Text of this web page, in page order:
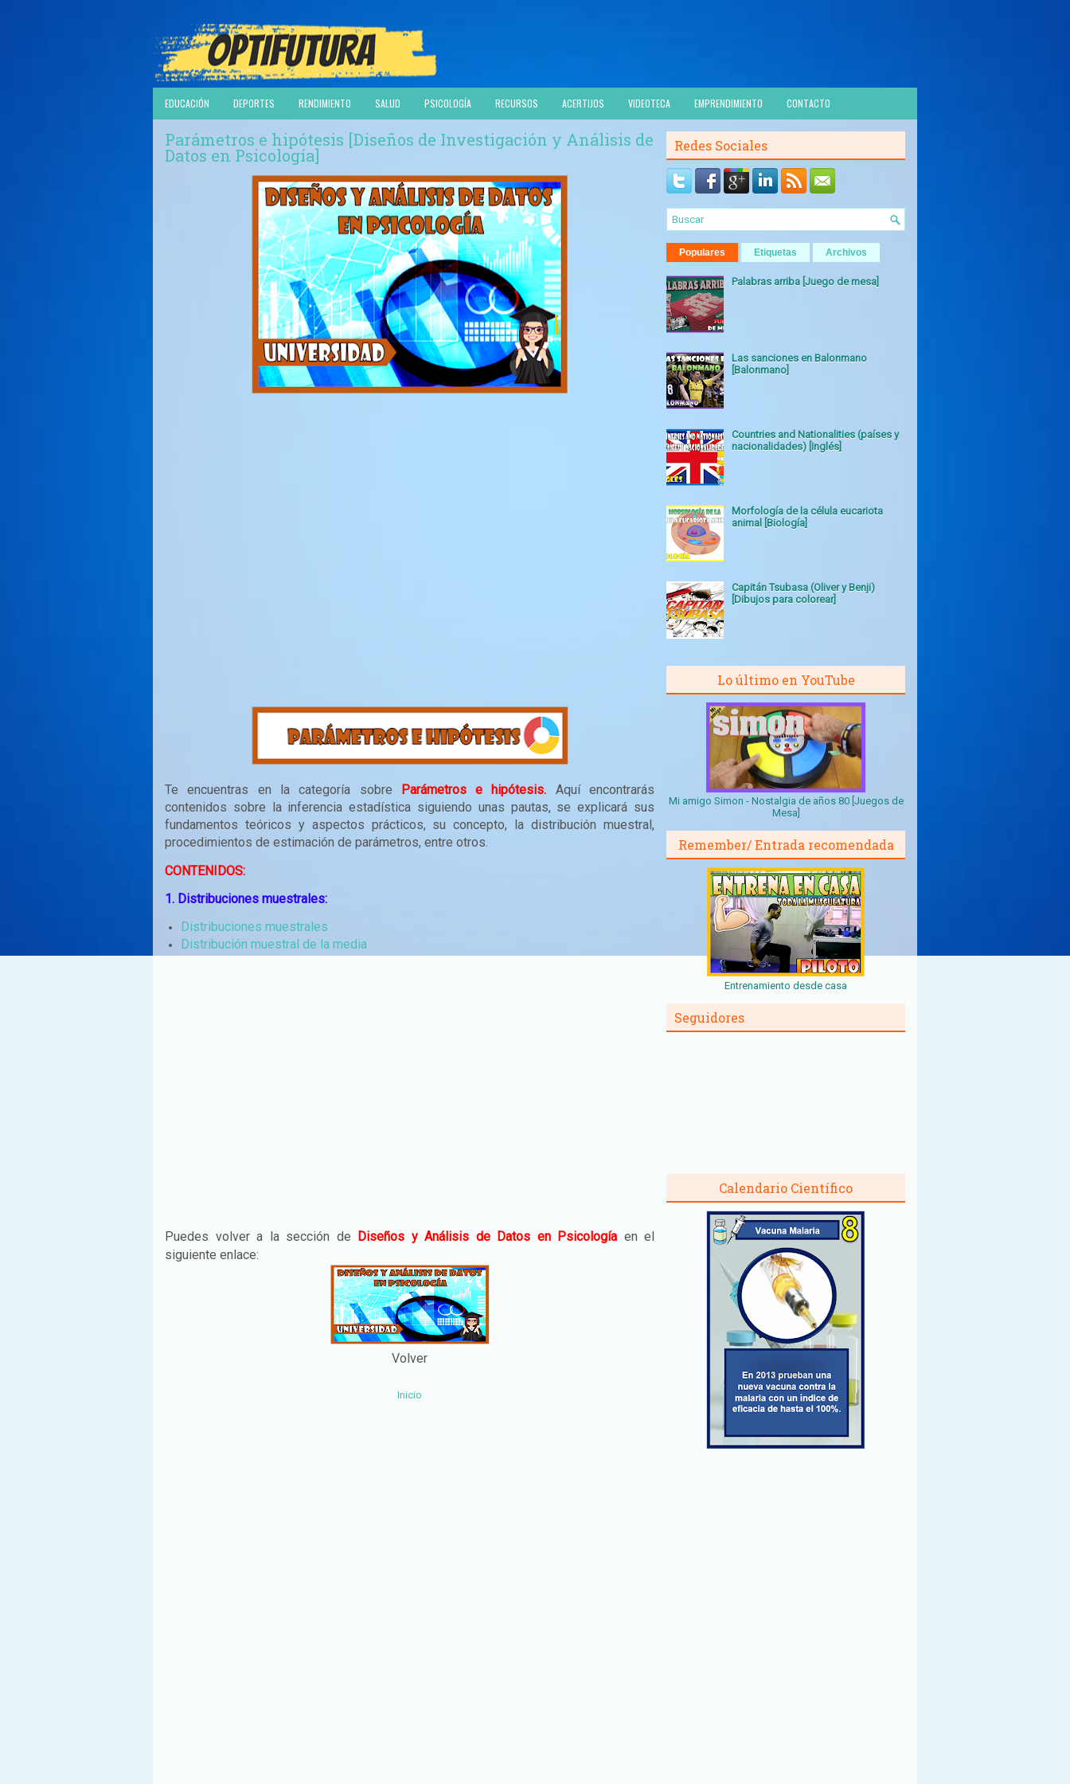
EDUCACIÓN DEPORTES RENDIMIENTO SALUD PSICOLOGÍA RECURSOS ACERTIJOS VIDEOTECA EMPRENDIMIENTO CONTACTO
Parámetros e hipótesis [Diseños de Investigación y Análisis de
Datos en Psicología]
Te encuentras en la categoría sobre Parámetros e hipótesis. Aquí encontrarás
contenidos sobre la inferencia estadística siguiendo unas pautas, se explicará sus
fundamentos teóricos y aspectos prácticos, su concepto, la distribución muestral,
procedimientos de estimación de parámetros, entre otros.
CONTENIDOS:
1. Distribuciones muestrales:
Distribuciones muestrales
Distribución muestral de la media
Puedes volver a la sección de Diseños y Análisis de Datos en Psicología en el
siguiente enlace:
Volver
Inicio
Redes Sociales
Populares Etiquetas Archivos
Palabras arriba [Juego de mesa]
Las sanciones en Balonmano
[Balonmano]
Countries and Nationalities (países y
nacionalidades) [Inglés]
Morfología de la célula eucariota
animal [Biología]
Capitán Tsubasa (Oliver y Benji)
[Dibujos para colorear]
Lo último en YouTube
Mi amigo Simon - Nostalgia de años 80 [Juegos de
Mesa]
Remember/ Entrada recomendada
Entrenamiento desde casa
Seguidores
Calendario Científico